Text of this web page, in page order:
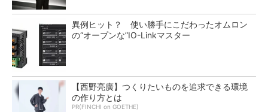
異例ヒット？ 使い勝手にこだわったオムロン
の“オープンな”IO-Linkマスター
【西野亮廣】つくりたいものを追求できる環境
の作り方とは
PR(FINCHI on GOETHE)